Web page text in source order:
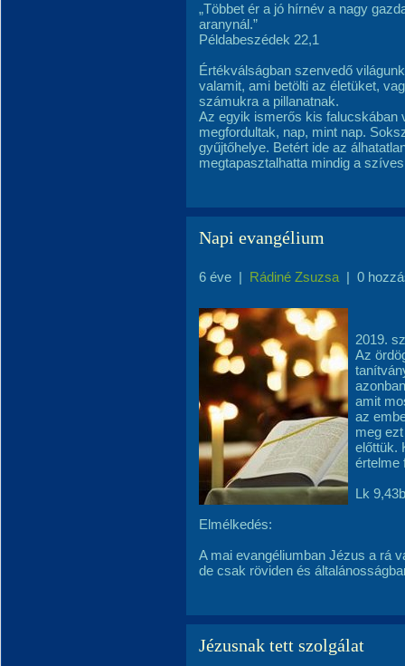
„Többet ér a jó hírnév a nagy
aranynál.”
Példabeszédek 22,1
Értékválságban szenvedő
valamit, ami betölti az életüket,
számukra a pillanatnak.
Az egyik ismerős kis falucskában
megfordultak, nap, mint nap.
gyűjtőhelye. Betért ide az
megtapasztalhatta mindig a
Napi evangélium
6 éve | Rádiné Zsuzsa | 0
2019.
Az
amit
az
meg
előttük.
értelme
Lk
Elmélkedés:
A mai evangéliumban Jézus a rá
de csak röviden és
Jézusnak tett szolgálat